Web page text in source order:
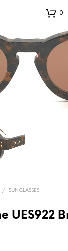
0
/ SUNGLASSES
UES922